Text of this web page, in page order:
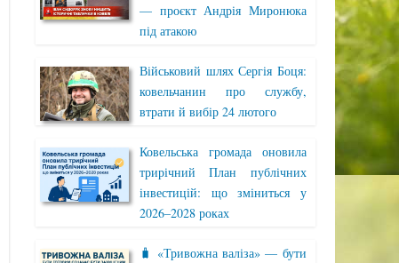
— проєкт Андрія Миронюка
під атакою
Військовий шлях Сергія Боця:
ковельчанин про службу,
втрати й вибір 24 лютого
Ковельська громада оновила
трирічний План публічних
інвестицій: що зміниться у
2026–2028 роках
🧳 «Тривожна валіза» — бути